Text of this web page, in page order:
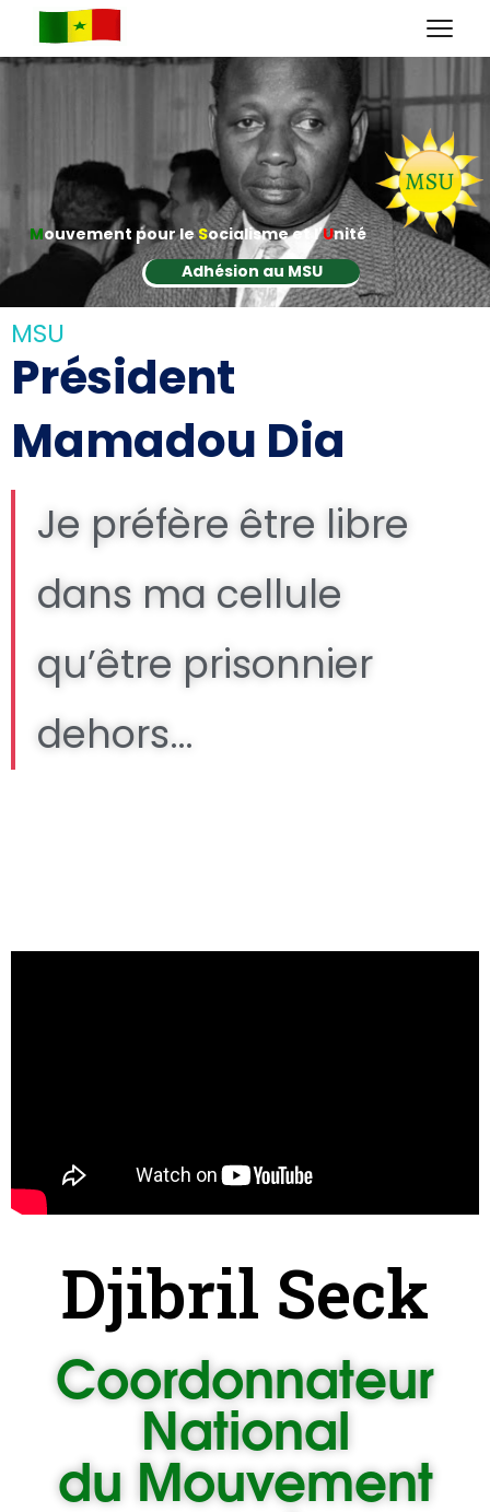
Mouvement pour leSocialisme et l'Unité
Adhésion au MSU
MSU
Président
Mamadou Dia
Je préfère être libre
dans ma cellule
qu’être prisonnier
dehors…
Djibril Seck
Coordonnateur
National
du Mouvement